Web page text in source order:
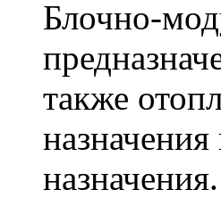
Блочно-
также
назначения.